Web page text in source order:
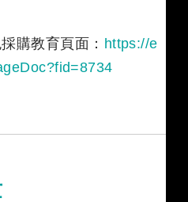
購教育頁面： https://e